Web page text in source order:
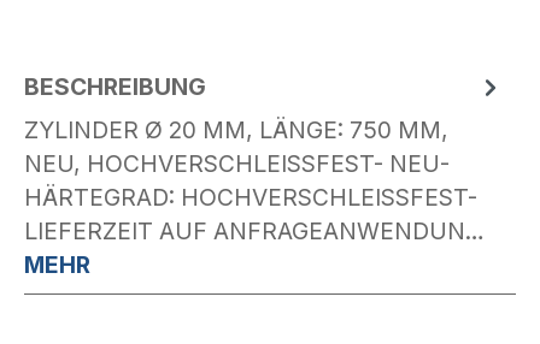
BESCHREIBUNG
ZYLINDER Ø 20 MM, LÄNGE: 750 MM,
NEU, HOCHVERSCHLEISSFEST- NEU- H
ÄRTEGRAD: HOCHVERSCHLEISSFEST- LI
EFERZEIT AUF ANFRAGEANWENDUN…
MEHR